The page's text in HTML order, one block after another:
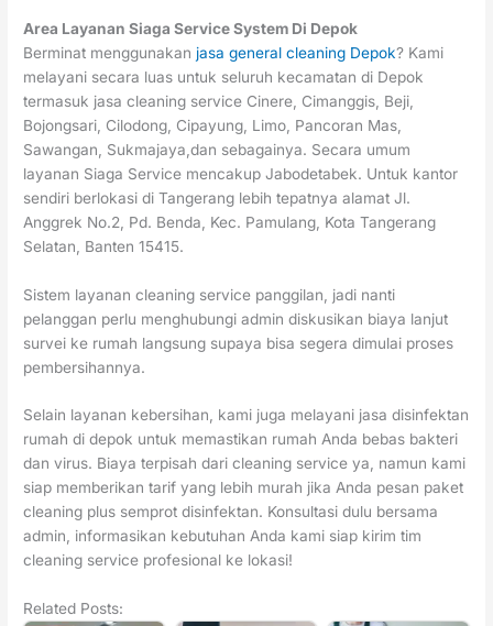
Area Layanan Siaga Service System Di Depok
Berminat menggunakan jasa general cleaning Depok? Kami
melayani secara luas untuk seluruh kecamatan di Depok
termasuk jasa cleaning service Cinere, Cimanggis, Beji,
Bojongsari, Cilodong, Cipayung, Limo, Pancoran Mas,
Sawangan, Sukmajaya,dan sebagainya. Secara umum
layanan Siaga Service mencakup Jabodetabek. Untuk kantor
sendiri berlokasi di Tangerang lebih tepatnya alamat Jl.
Anggrek No.2, Pd. Benda, Kec. Pamulang, Kota Tangerang
Selatan, Banten 15415.
Sistem layanan cleaning service panggilan, jadi nanti
pelanggan perlu menghubungi admin diskusikan biaya lanjut
survei ke rumah langsung supaya bisa segera dimulai proses
pembersihannya.
Selain layanan kebersihan, kami juga melayani jasa disinfektan
rumah di depok untuk memastikan rumah Anda bebas bakteri
dan virus. Biaya terpisah dari cleaning service ya, namun kami
siap memberikan tarif yang lebih murah jika Anda pesan paket
cleaning plus semprot disinfektan. Konsultasi dulu bersama
admin, informasikan kebutuhan Anda kami siap kirim tim
cleaning service profesional ke lokasi!
Related Posts: